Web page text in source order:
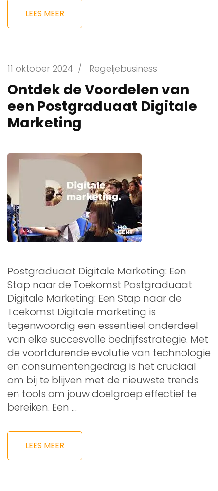
LEES MEER
11 oktober 2024 / Regeljebusiness
Ontdek de Voordelen van
een Postgraduaat Digitale
Marketing
Postgraduaat Digitale Marketing: Een
Stap naar de Toekomst Postgraduaat
Digitale Marketing: Een Stap naar de
Toekomst Digitale marketing is
tegenwoordig een essentieel onderdeel
van elke succesvolle bedrijfsstrategie. Met
de voortdurende evolutie van technologie
en consumentengedrag is het cruciaal
om bij te blijven met de nieuwste trends
en tools om jouw doelgroep effectief te
bereiken. Een …
LEES MEER